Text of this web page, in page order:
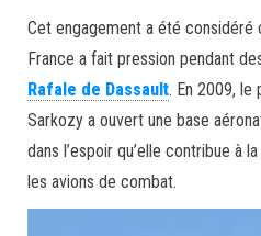
Cet engagement a été considéré
France a fait pression pendant
Rafale de Dassault. En 2009, le
Sarkozy a ouvert une base
dans l’espoir qu’elle contribue à
les avions de combat.